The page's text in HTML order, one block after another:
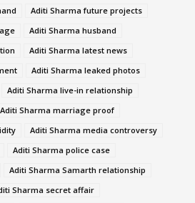
Aditi Sharma future projects
Aditi Sharma husband
Aditi Sharma latest news
Aditi Sharma leaked photos
Aditi Sharma live-in relationship
Aditi Sharma marriage proof
Aditi Sharma media controversy
Aditi Sharma police case
Aditi Sharma Samarth relationship
Sharma secret affair